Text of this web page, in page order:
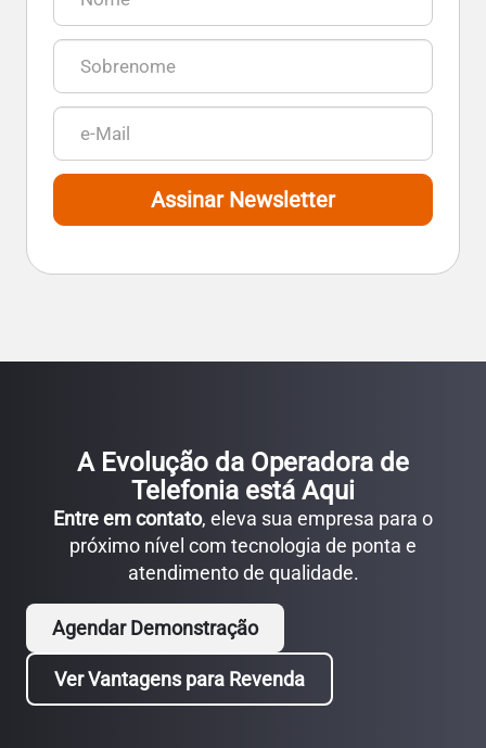
Assinar Newsletter
A Evolução da Operadora de
Telefonia está Aqui
Entre em contato, eleva sua empresa para o
próximo nível com tecnologia de ponta e
atendimento de qualidade.
Agendar Demonstração
Ver Vantagens para Revenda